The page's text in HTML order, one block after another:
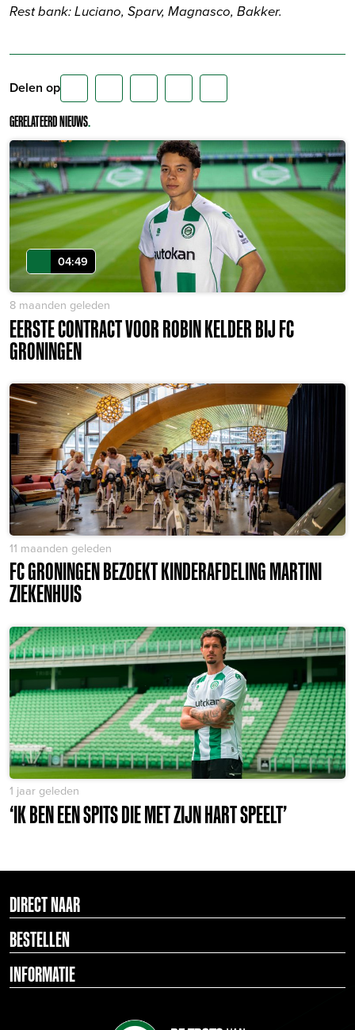
Rest bank: Luciano, Sparv, Magnasco, Bakker.
Delen op
GERELATEERD NIEUWS.
04:49
8 maanden geleden
EERSTE CONTRACT VOOR ROBIN KELDER BIJ FC
GRONINGEN
11 maanden geleden
FC GRONINGEN BEZOEKT KINDERAFDELING MARTINI
ZIEKENHUIS
1 jaar geleden
‘IK BEN EEN SPITS DIE MET ZIJN HART SPEELT’
DIRECT NAAR
BESTELLEN
INFORMATIE